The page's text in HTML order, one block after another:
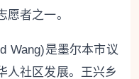
者之一。
是墨尔本市议
人社区发展。王兴乡